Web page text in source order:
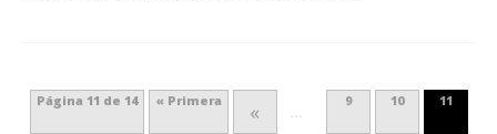
Página 11 de 14 « Primera « 9 10 11